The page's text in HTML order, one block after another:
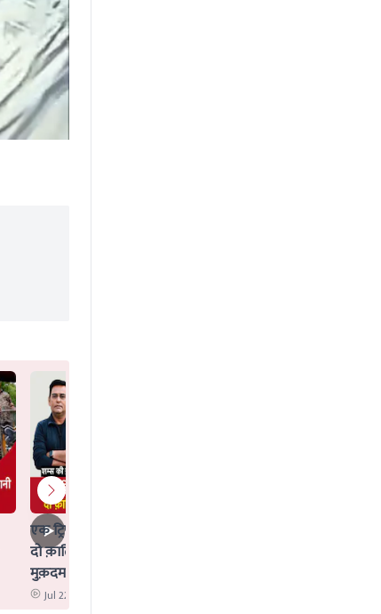
एक ट्रिपल मर्डर जिसका Idea AI ने दिया,
दो क़ातिलों के साथ क्या AI पर भी चलेगा
मुक़दमा?
Jul 22 2026 12:02 PM